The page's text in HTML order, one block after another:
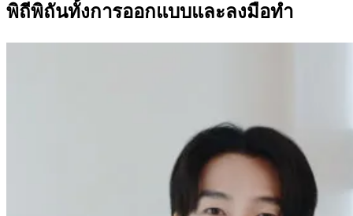
พิถีพิถันทั้งการออกแบบและลงมือทำ